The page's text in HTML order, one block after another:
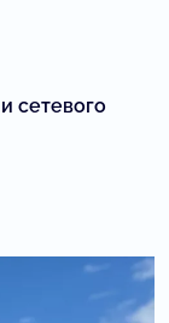
сетевого